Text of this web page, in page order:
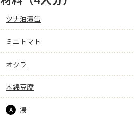
ツナ油漬缶
ミニトマト
オクラ
木綿豆腐
A 湯